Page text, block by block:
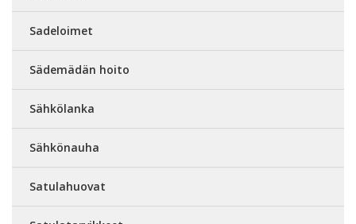
Sadeloimet
Sädemädän hoito
Sähkölanka
Sähkönauha
Satulahuovat